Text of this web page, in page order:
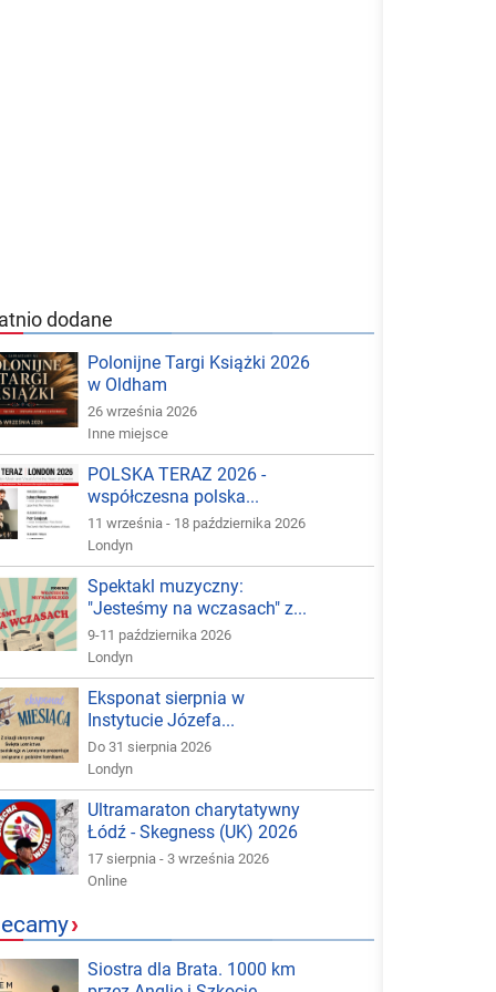
dodane
Polonijne Targi Książki 2026
w Oldham
26 września 2026
Inne miejsce
POLSKA TERAZ 2026 -
współczesna polska...
11 września - 18 października 2026
Londyn
Spektakl muzyczny:
"Jesteśmy na wczasach" z...
9-11 października 2026
Londyn
Eksponat sierpnia w
Instytucie Józefa...
Do 31 sierpnia 2026
Londyn
Ultramaraton charytatywny
Łódź - Skegness (UK) 2026
17 sierpnia - 3 września 2026
Online
›
Siostra dla Brata. 1000 km